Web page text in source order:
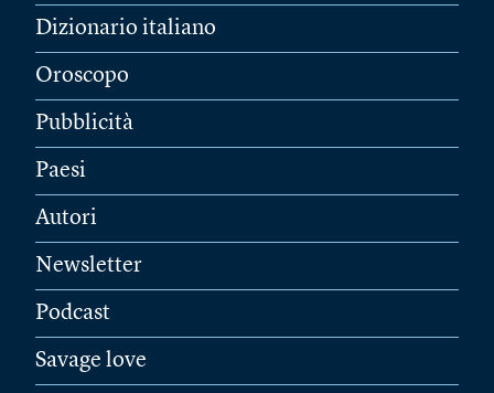
Dizionario italiano
Oroscopo
Pubblicità
Paesi
Autori
Newsletter
Podcast
Savage love